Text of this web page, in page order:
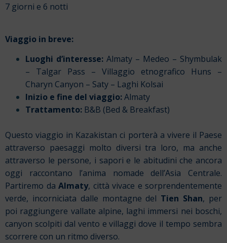
7 giorni e 6 notti
Viaggio in breve:
Luoghi d’interesse: Almaty – Medeo – Shymbulak
– Talgar Pass – Villaggio etnografico Huns –
Charyn Canyon – Saty – Laghi Kolsai
Inizio e fine del viaggio:Almaty
Trattamento: B&B (Bed & Breakfast)
Questo viaggio in Kazakistan ci porterà a vivere il Paese
attraverso paesaggi molto diversi tra loro, ma anche
attraverso le persone, i sapori e le abitudini che ancora
oggi raccontano l’anima nomade dell’Asia Centrale.
Partiremo da Almaty, città vivace e sorprendentemente
verde, incorniciata dalle montagne del Tien Shan, per
poi raggiungere vallate alpine, laghi immersi nei boschi,
canyon scolpiti dal vento e villaggi dove il tempo sembra
scorrere con un ritmo diverso.